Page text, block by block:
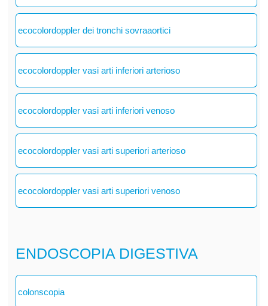
ecocolordoppler dei tronchi sovraaortici
ecocolordoppler vasi arti inferiori arterioso
ecocolordoppler vasi arti inferiori venoso
ecocolordoppler vasi arti superiori arterioso
ecocolordoppler vasi arti superiori venoso
ENDOSCOPIA DIGESTIVA
colonscopia